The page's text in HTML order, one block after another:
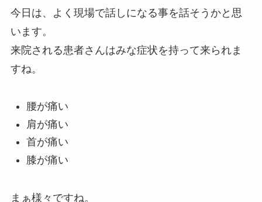
今日は、よく現場で話しになる事を話そうかと思
います。
来院される患者さんはみな症状を持って来られま
すね。
腰が痛い
肩が痛い
首が痛い
膝が痛い
まぁ様々ですね。